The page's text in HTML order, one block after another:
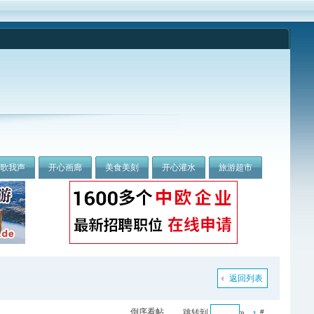
我声 开心画廊 美食美刻 开心灌水 旅游超市
返回列表
#
倒序看帖